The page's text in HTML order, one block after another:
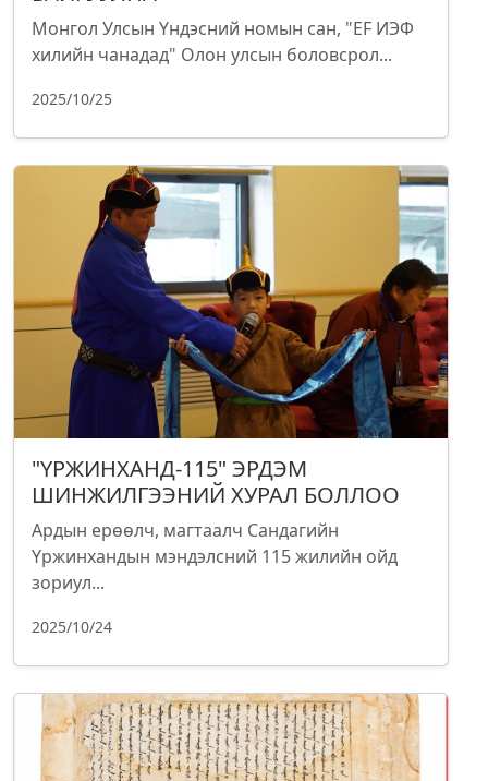
Монгол Улсын Үндэсний номын сан, "EF ИЭФ
хилийн чанадад" Олон улсын боловсрол...
2025/10/25
"ҮРЖИНХАНД-115" ЭРДЭМ
ШИНЖИЛГЭЭНИЙ ХУРАЛ БОЛЛОО
Ардын ерөөлч, магтаалч Сандагийн
Үржинхандын мэндэлсний 115 жилийн ойд
зориул...
2025/10/24